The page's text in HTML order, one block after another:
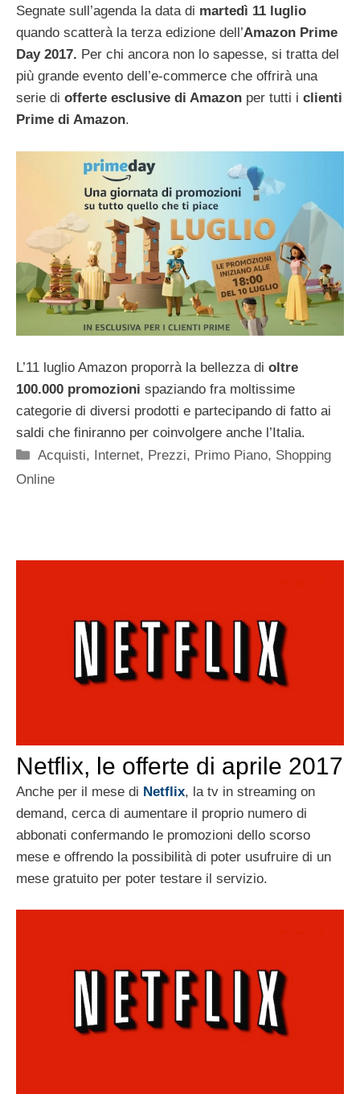
Segnate sull’agenda la data di martedì 11 luglio
quando scatterà la terza edizione dell’Amazon Prime
Day 2017. Per chi ancora non lo sapesse, si tratta del
più grande evento dell’e-commerce che offrirà una
serie di offerte esclusive di Amazon per tutti i clienti
Prime di Amazon.
L’11 luglio Amazon proporrà la bellezza di oltre
100.000 promozioni spaziando fra moltissime
categorie di diversi prodotti e partecipando di fatto ai
saldi che finiranno per coinvolgere anche l’Italia.
Categorie
Acquisti, Internet, Prezzi, Primo Piano, Shopping
Online
Netflix, le offerte di aprile 2017
Anche per il mese di Netflix, la tv in streaming on
demand, cerca di aumentare il proprio numero di
abbonati confermando le promozioni dello scorso
mese e offrendo la possibilità di poter usufruire di un
mese gratuito per poter testare il servizio.